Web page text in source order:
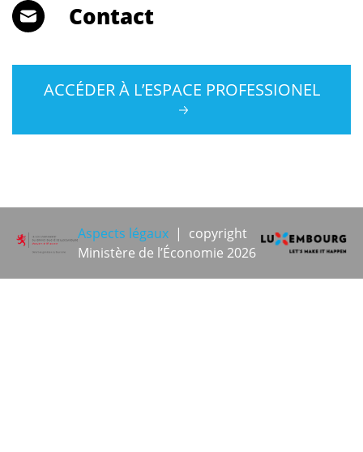
Contact
ACCÉDER À L’ESPACE PROFESSIONEL
Aspects légaux | copyright
Ministère de l’Économie 2026